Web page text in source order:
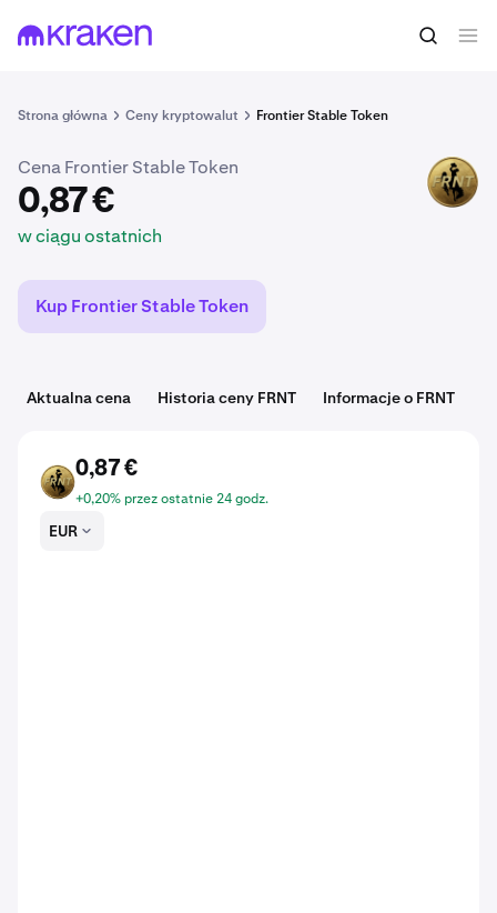
Strona główna Ceny kryptowalut Frontier Stable Token
0,87 € Kup FRNT
Cena Frontier Stable Token
0,87 €
w ciągu ostatnich
FRNT
Kup Frontier Stable Token
Aktualna cena Historia ceny FRNT Informacje o FRNT
FRNT
0,87 €
+0,20% przez ostatnie 24 godz.
EUR